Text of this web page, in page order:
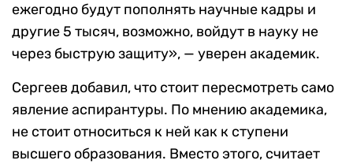
ежегодно будут пополнять научные кадры и
другие 5 тысяч, возможно, войдут в науку не
через быструю защиту», — уверен академик.
Сергеев добавил, что стоит пересмотреть само
явление аспирантуры. По мнению академика,
не стоит относиться к ней как к ступени
высшего образования. Вместо этого, считает